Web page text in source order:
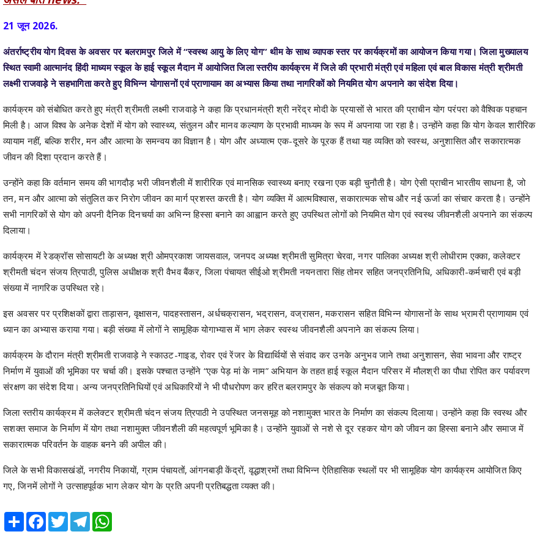
21 जून 2026.
अंतर्राष्ट्रीय योग दिवस के अवसर पर बलरामपुर जिले में “स्वस्थ आयु के लिए योग” थीम के साथ व्यापक स्तर पर कार्यक्रमों का आयोजन किया गया। जिला मुख्यालय
स्थित स्वामी आत्मानंद हिंदी माध्यम स्कूल के हाई स्कूल मैदान में आयोजित जिला स्तरीय कार्यक्रम में जिले की प्रभारी मंत्री एवं महिला एवं बाल विकास मंत्री श्रीमती
लक्ष्मी राजवाड़े ने सहभागिता करते हुए विभिन्न योगासनों एवं प्राणायाम का अभ्यास किया तथा नागरिकों को नियमित योग अपनाने का संदेश दिया।
कार्यक्रम को संबोधित करते हुए मंत्री श्रीमती लक्ष्मी राजवाड़े ने कहा कि प्रधानमंत्री श्री नरेंद्र मोदी के प्रयासों से भारत की प्राचीन योग परंपरा को वैश्विक पहचान
मिली है। आज विश्व के अनेक देशों में योग को स्वास्थ्य, संतुलन और मानव कल्याण के प्रभावी माध्यम के रूप में अपनाया जा रहा है। उन्होंने कहा कि योग केवल शारीरिक
व्यायाम नहीं, बल्कि शरीर, मन और आत्मा के समन्वय का विज्ञान है। योग और अध्यात्म एक-दूसरे के पूरक हैं तथा यह व्यक्ति को स्वस्थ, अनुशासित और सकारात्मक
जीवन की दिशा प्रदान करते हैं।
उन्होंने कहा कि वर्तमान समय की भागदौड़ भरी जीवनशैली में शारीरिक एवं मानसिक स्वास्थ्य बनाए रखना एक बड़ी चुनौती है। योग ऐसी प्राचीन भारतीय साधना है, जो
तन, मन और आत्मा को संतुलित कर निरोग जीवन का मार्ग प्रशस्त करती है। योग व्यक्ति में आत्मविश्वास, सकारात्मक सोच और नई ऊर्जा का संचार करता है। उन्होंने
सभी नागरिकों से योग को अपनी दैनिक दिनचर्या का अभिन्न हिस्सा बनाने का आह्वान करते हुए उपस्थित लोगों को नियमित योग एवं स्वस्थ जीवनशैली अपनाने का संकल्प
दिलाया।
कार्यक्रम में रेडक्रॉस सोसायटी के अध्यक्ष श्री ओमप्रकाश जायसवाल, जनपद अध्यक्ष श्रीमती सुमित्रा चेरवा, नगर पालिका अध्यक्ष श्री लोधीराम एक्का, कलेक्टर
श्रीमती चंदन संजय त्रिपाठी, पुलिस अधीक्षक श्री वैभव बैंकर, जिला पंचायत सीईओ श्रीमती नयनतारा सिंह तोमर सहित जनप्रतिनिधि, अधिकारी-कर्मचारी एवं बड़ी
संख्या में नागरिक उपस्थित रहे।
इस अवसर पर प्रशिक्षकों द्वारा ताड़ासन, वृक्षासन, पादहस्तासन, अर्धचक्रासन, भद्रासन, वज्रासन, मकरासन सहित विभिन्न योगासनों के साथ भ्रामरी प्राणायाम एवं
ध्यान का अभ्यास कराया गया। बड़ी संख्या में लोगों ने सामूहिक योगाभ्यास में भाग लेकर स्वस्थ जीवनशैली अपनाने का संकल्प लिया।
कार्यक्रम के दौरान मंत्री श्रीमती राजवाड़े ने स्काउट-गाइड, रोवर एवं रेंजर के विद्यार्थियों से संवाद कर उनके अनुभव जाने तथा अनुशासन, सेवा भावना और राष्ट्र
निर्माण में युवाओं की भूमिका पर चर्चा की। इसके पश्चात उन्होंने “एक पेड़ मां के नाम” अभियान के तहत हाई स्कूल मैदान परिसर में मौलश्री का पौधा रोपित कर पर्यावरण
संरक्षण का संदेश दिया। अन्य जनप्रतिनिधियों एवं अधिकारियों ने भी पौधरोपण कर हरित बलरामपुर के संकल्प को मजबूत किया।
जिला स्तरीय कार्यक्रम में कलेक्टर श्रीमती चंदन संजय त्रिपाठी ने उपस्थित जनसमूह को नशामुक्त भारत के निर्माण का संकल्प दिलाया। उन्होंने कहा कि स्वस्थ और
सशक्त समाज के निर्माण में योग तथा नशामुक्त जीवनशैली की महत्वपूर्ण भूमिका है। उन्होंने युवाओं से नशे से दूर रहकर योग को जीवन का हिस्सा बनाने और समाज में
सकारात्मक परिवर्तन के वाहक बनने की अपील की।
जिले के सभी विकासखंडों, नगरीय निकायों, ग्राम पंचायतों, आंगनबाड़ी केंद्रों, वृद्धाश्रमों तथा विभिन्न ऐतिहासिक स्थलों पर भी सामूहिक योग कार्यक्रम आयोजित किए
गए, जिनमें लोगों ने उत्साहपूर्वक भाग लेकर योग के प्रति अपनी प्रतिबद्धता व्यक्त की।
Share Facebook
Twitter Telegram